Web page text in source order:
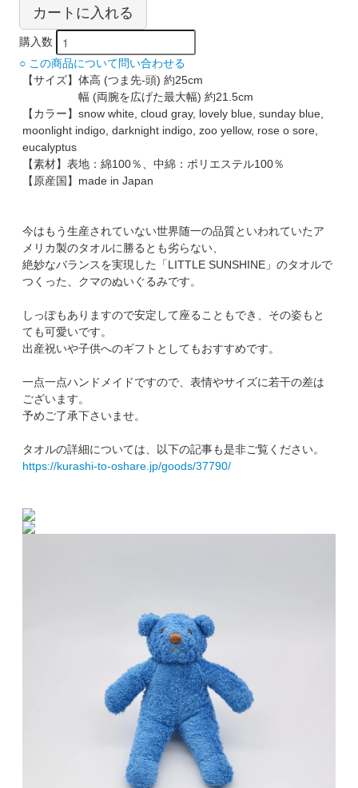
カートに入れる
購入数
○ この商品について問い合わせる
【サイズ】体高 (つま先-頭) 約25cm
幅 (両腕を広げた最大幅) 約21.5cm
【カラー】snow white, cloud gray, lovely blue, sunday blue,
moonlight indigo, darknight indigo, zoo yellow, rose o sore,
eucalyptus
【素材】表地：綿100％、中綿：ポリエステル100％
【原産国】made in Japan
今はもう生産されていない世界随一の品質といわれていたア
メリカ製のタオルに勝るとも劣らない、
絶妙なバランスを実現した「LITTLE SUNSHINE」のタオルで
つくった、クマのぬいぐるみです。
しっぽもありますので安定して座ることもでき、その姿もと
ても可愛いです。
出産祝いや子供へのギフトとしてもおすすめです。
一点一点ハンドメイドですので、表情やサイズに若干の差は
ございます。
予めご了承下さいませ。
タオルの詳細については、以下の記事も是非ご覧ください。
https://kurashi-to-oshare.jp/goods/37790/